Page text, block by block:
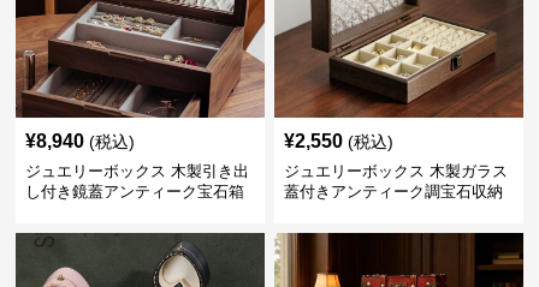
¥8,940 (税込)
ジュエリーボックス 木製引き出
し付き鏡蓋アンティーク宝石箱
¥2,550 (税込)
ジュエリーボックス 木製ガラス
蓋付きアンティーク調宝石収納